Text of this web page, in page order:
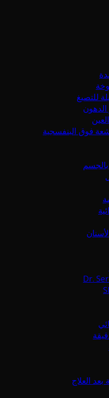
للتصبغ
فوق البنفسجية
بالجسم
بعد العلاج